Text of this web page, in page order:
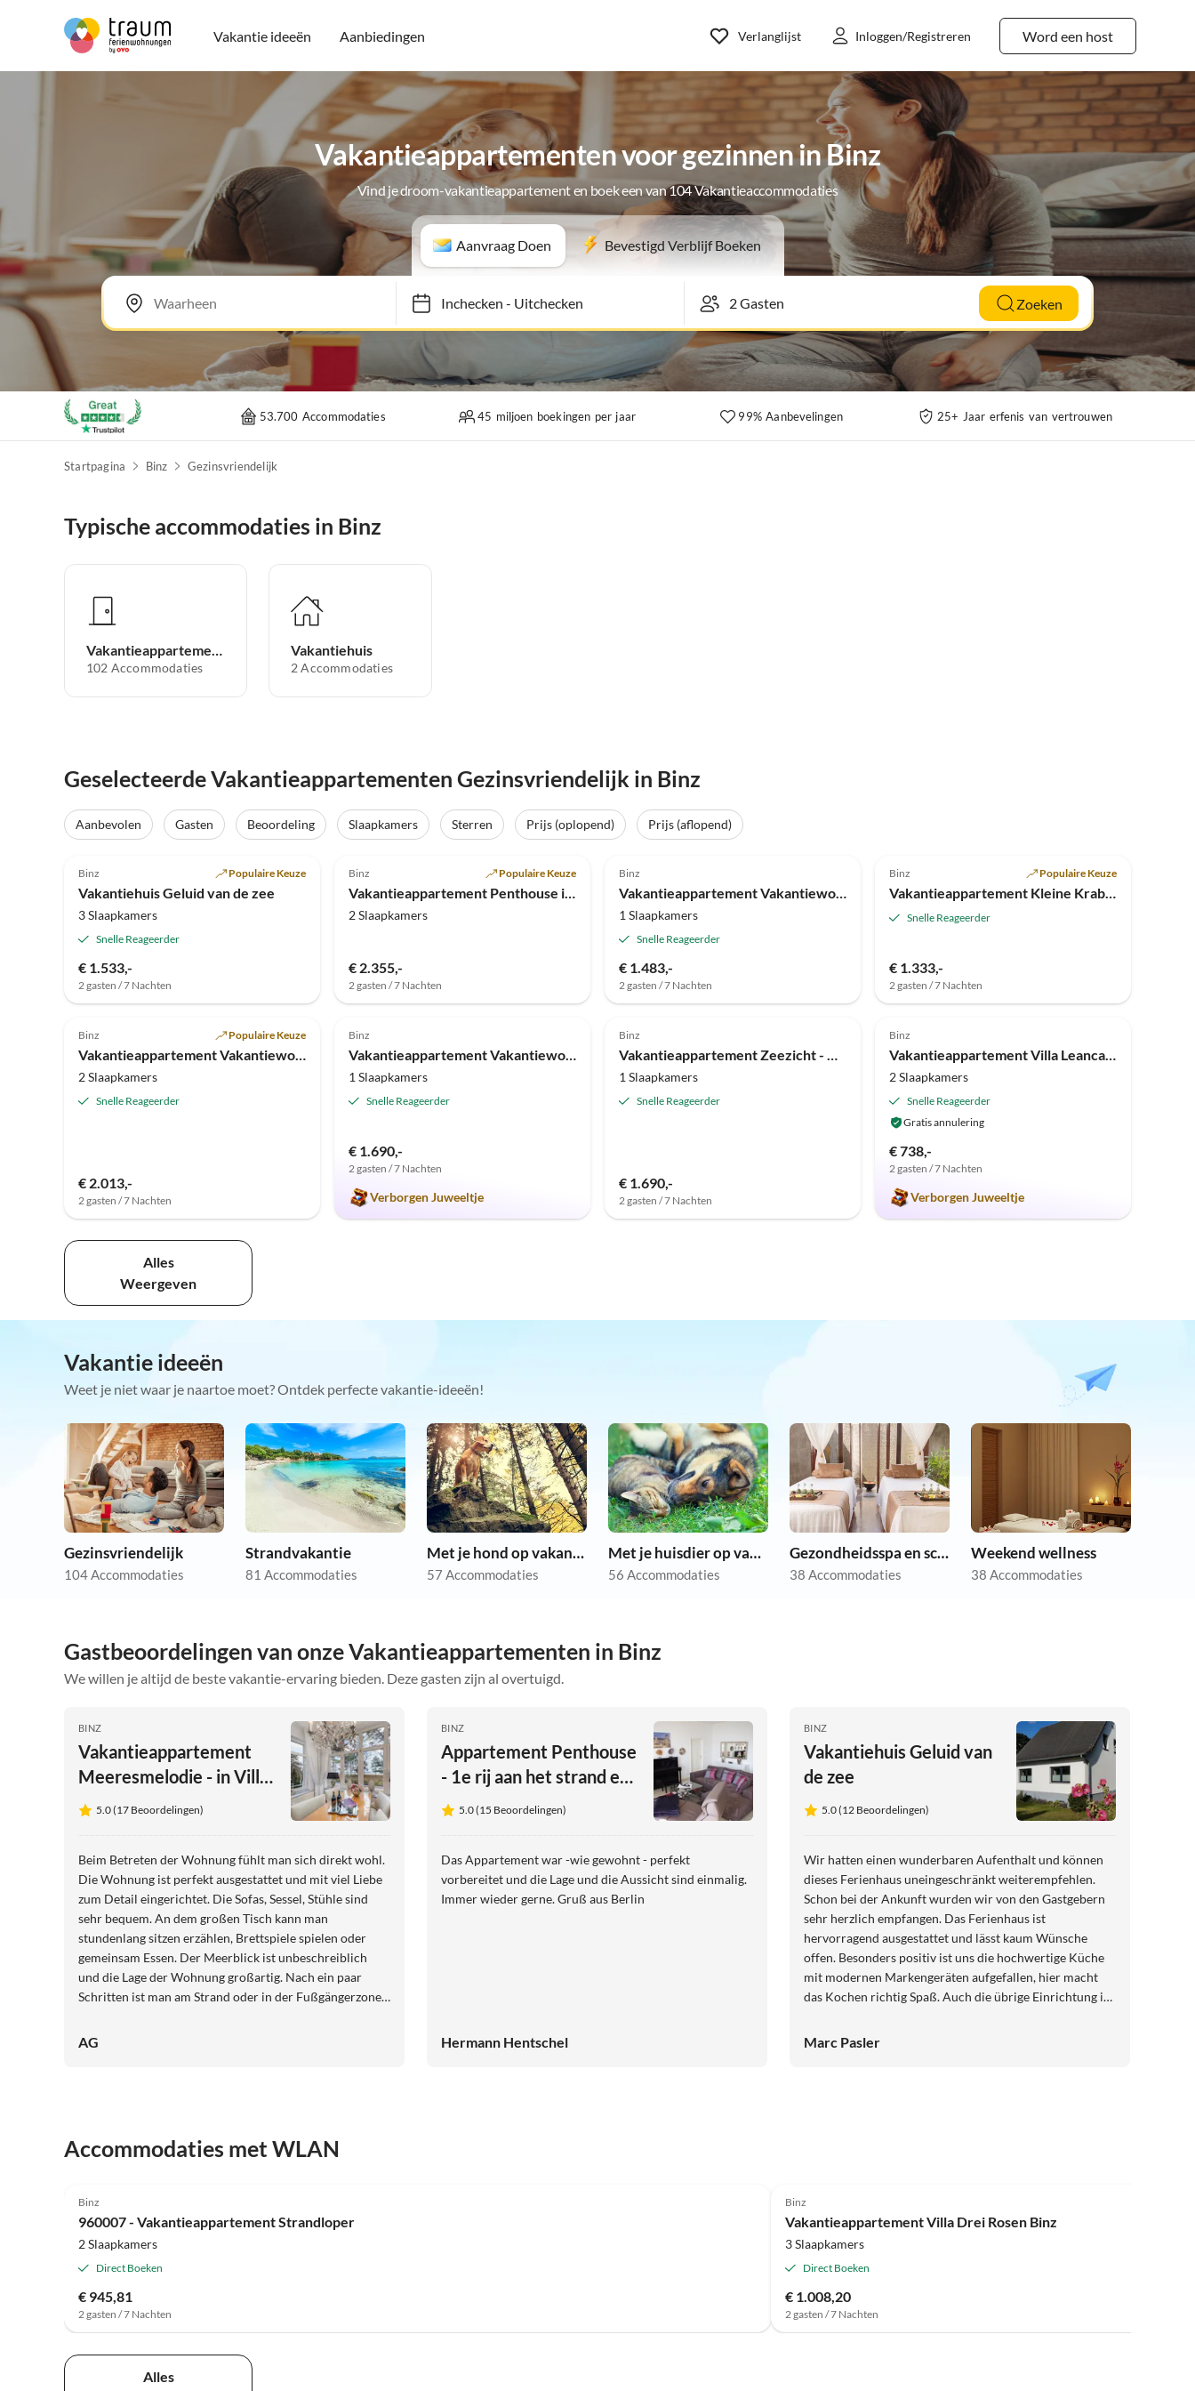
Vakantie ideeën Aanbiedingen Word een host
Verlanglijst Inloggen/Registreren
Vakantieappartementen voor gezinnen in Binz
Vind je droom-vakantieappartement en boek een van 104 Vakantieaccommodaties
Aanvraag Doen Bevestigd Verblijf Boeken
Inchecken- Uitchecken Zoeken
53.700 Accommodaties 45 miljoen boekingen per jaar 99% Aanbevelingen 25+ Jaar erfenis van vertrouwen
Startpagina Binz Gezinsvriendelijk
Typische accommodaties in Binz
Vakantieappartement
102 Accommodaties
Vakantiehuis
2 Accommodaties
Geselecteerde Vakantieappartementen Gezinsvriendelijk in Binz
Aanbevolen Gasten Beoordeling Slaapkamers Sterren Prijs (oplopend) Prijs (aflopend)
rondleiding
Top-
Advertentie
Binz Populaire Keuze
Vakantiehuis Geluid van de zee
3 Slaapkamers
Snelle Reageerder
€ 1.533,-
2 gasten / 7 Nachten
Top-
Advertentie
Binz Populaire Keuze
Vakantieappartement Penthouse in de Villa Strandburg
2 Slaapkamers
€ 2.355,-
2 gasten / 7 Nachten
Binz
Vakantieappartement Vakantiewoning Meersalz - Villa Helene
1 Slaapkamers
Snelle Reageerder
€ 1.483,-
2 gasten / 7 Nachten
Binz Populaire Keuze
Vakantieappartement Kleine Krab - Villa Geluksvogel
Snelle Reageerder
€ 1.333,-
2 gasten / 7 Nachten
Advertentie
4.5 (6)
Binz Populaire Keuze
Vakantieappartement Vakantiewoning Witte Klif - Villa Aegir
2 Slaapkamers
Snelle Reageerder
€ 2.013,-
2 gasten / 7 Nachten
Advertentie
4.8 (5)
Binz
Vakantieappartement Vakantiewoning Vuurtoren - Villa Frigga
1 Slaapkamers
Snelle Reageerder
€ 1.690,-
2 gasten / 7 Nachten
Verborgen Juweeltje
Advertentie
5.0 (3)
Binz
Vakantieappartement Zeezicht - Villa Freia
1 Slaapkamers
Snelle Reageerder
€ 1.690,-
2 gasten / 7 Nachten
Advertentie
5.0 (1)
Binz
Vakantieappartement Villa Leanca - grote tuin - uitzicht op het Schmachtermeer
2 Slaapkamers
Snelle Reageerder
Gratis annulering
€ 738,-
2 gasten / 7 Nachten
Verborgen Juweeltje
Alles
Weergeven
Vakantie ideeën
Weet je niet waar je naartoe moet? Ontdek perfecte vakantie-ideeën!
Gezinsvriendelijk
104 Accommodaties
Strandvakantie
81 Accommodaties
Met je hond op vakantie
57 Accommodaties
Met je huisdier op vakantie
56 Accommodaties
Gezondheidsspa en schoonheid
38 Accommodaties
Weekend wellness
38 Accommodaties
Gastbeoordelingen van onze Vakantieappartementen in Binz
We willen je altijd de beste vakantie-ervaring bieden. Deze gasten zijn al overtuigd.
BINZ
Vakantieappartement
Meeresmelodie - in Villa
Frigga
5.0 (17 Beoordelingen)
Beim Betreten der Wohnung fühlt man sich direkt wohl.
Die Wohnung ist perfekt ausgestattet und mit viel Liebe
zum Detail eingerichtet. Die Sofas, Sessel, Stühle sind
sehr bequem. An dem großen Tisch kann man
stundenlang sitzen erzählen, Brettspiele spielen oder
gemeinsam Essen. Der Meerblick ist unbeschreiblich
und die Lage der Wohnung großartig. Nach ein paar
Schritten ist man am Strand oder in der Fußgängerzone,
AG
BINZ
Appartement Penthouse
- 1e rij aan het strand en
zeehuis Atlantic
5.0 (15 Beoordelingen)
Das Appartement war -wie gewohnt - perfekt
vorbereitet und die Lage und die Aussicht sind einmalig.
Immer wieder gerne. Gruß aus Berlin
Hermann Hentschel
BINZ
Vakantiehuis Geluid van
de zee
5.0 (12 Beoordelingen)
Wir hatten einen wunderbaren Aufenthalt und können
dieses Ferienhaus uneingeschränkt weiterempfehlen.
Schon bei der Ankunft wurden wir von den Gastgebern
sehr herzlich empfangen. Das Ferienhaus ist
hervorragend ausgestattet und lässt kaum Wünsche
offen. Besonders positiv ist uns die hochwertige Küche
mit modernen Markengeräten aufgefallen, hier macht
das Kochen richtig Spaß. Auch die übrige Einrichtung ist
ist ebensfalls sehr gut. Nach wenigen Schritten erreicht
Marc Pasler
Accommodaties met WLAN
Binz
960007 - Vakantieappartement Strandloper
2 Slaapkamers
Direct Boeken
€ 945,81
2 gasten / 7 Nachten
Binz
Vakantieappartement Villa Drei Rosen Binz
3 Slaapkamers
Direct Boeken
€ 1.008,20
2 gasten / 7 Nachten
Alles